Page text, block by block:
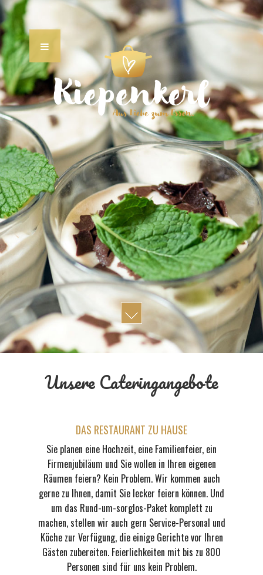
Unsere Cateringangebote
DAS RESTAURANT ZU HAUSE
Sie planen eine Hochzeit, eine Familienfeier, ein
Firmenjubiläum und Sie wollen in Ihren eigenen
Räumen feiern? Kein Problem. Wir kommen auch
gerne zu Ihnen, damit Sie lecker feiern können. Und
um das Rund-um-sorglos-Paket komplett zu
machen, stellen wir auch gern Service-Personal und
Köche zur Verfügung, die einige Gerichte vor Ihren
Gästen zubereiten. Feierlichkeiten mit bis zu 800
Personen sind für uns kein Problem.